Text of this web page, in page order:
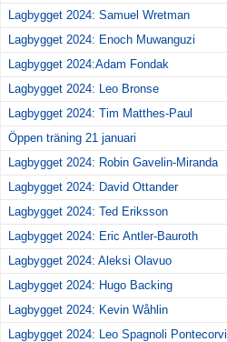
Lagbygget 2024: Samuel Wretman
Lagbygget 2024: Enoch Muwanguzi
Lagbygget 2024:Adam Fondak
Lagbygget 2024: Leo Bronse
Lagbygget 2024: Tim Matthes-Paul
Öppen träning 21 januari
Lagbygget 2024: Robin Gavelin-Miranda
Lagbygget 2024: David Ottander
Lagbygget 2024: Ted Eriksson
Lagbygget 2024: Eric Antler-Bauroth
Lagbygget 2024: Aleksi Olavuo
Lagbygget 2024: Hugo Backing
Lagbygget 2024: Kevin Wåhlin
Lagbygget 2024: Leo Spagnoli Pontecorvi